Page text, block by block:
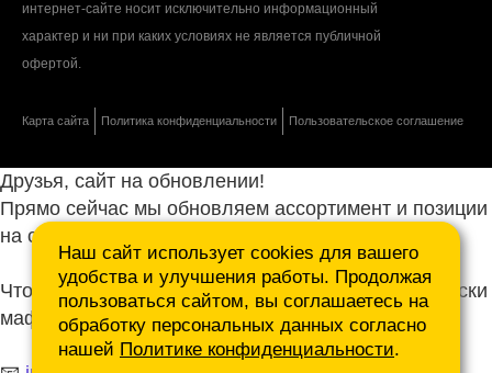
интернет-сайте носит исключительно информационный
характер и ни при каких условиях не является публичной
офертой.
Карта сайта Политика конфиденциальности Пользовательское соглашение
Наш сайт использует cookies для вашего
удобства и улучшения работы. Продолжая
пользоваться сайтом, вы соглашаетесь на
обработку персональных данных согласно
нашей Политике конфиденциальности.
Друзья, сайт на обновлении!
Прямо сейчас мы обновляем ассортимент и позиции
на сайте.
Чтобы не ждать, присылайте ваши запросы и списки
маф нам на почту.